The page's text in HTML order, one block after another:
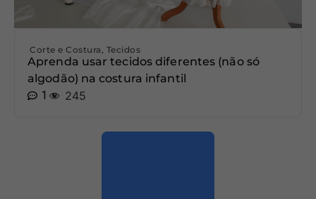
Corte e Costura , Tecidos
Aprenda usar tecidos diferentes (não só
algodão) na costura infantil
1
245